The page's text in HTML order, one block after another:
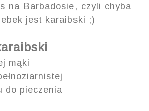
na Barbadosie, czyli chyba
jest karaibski ;)
mąki
do pieczenia